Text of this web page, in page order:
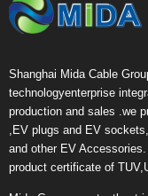
Shanghai Mida Cable
technologyenterprise
production and sales .we
,EV plugs and EV
and other EV
product certificate of